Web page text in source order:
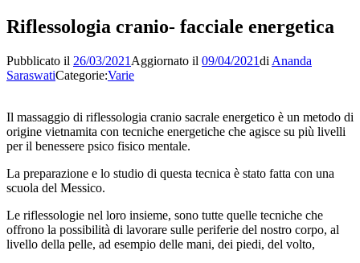
Riflessologia cranio- facciale energetica
Pubblicato il 26/03/2021 Aggiornato il 09/04/2021di Ananda
SaraswatiCategorie:Varie
Il massaggio di riflessologia cranio sacrale energetico è un metodo di
origine vietnamita con tecniche energetiche che agisce su più livelli
per il benessere psico fisico mentale.
La preparazione e lo studio di questa tecnica è stato fatta con una
scuola del Messico.
Le riflessologie nel loro insieme, sono tutte quelle tecniche che
offrono la possibilità di lavorare sulle periferie del nostro corpo, al
livello della pelle, ad esempio delle mani, dei piedi, del volto,